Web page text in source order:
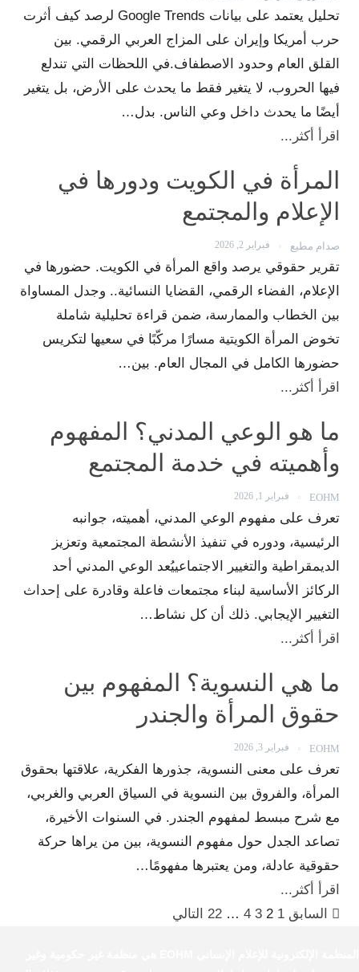
تحليل يعتمد على بيانات Google Trends لرصد كيف أثرت
حرب أمريكا وإيران على المزاج العربي الرقمي. بين
القلق العام وحدود الاصطفاف.في اللحظات التي تندلع
فيها الحروب، لا يتغير فقط ما يحدث على الأرض، بل يتغير
أيضًا ما يحدث داخل وعي الناس. بدل…
اقرأ أكثر...
المرأة في الكويت ودورها في
الإعلام والمجتمع
صدام مطيع فبراير 2, 2026
تقرير حقوقي يرصد واقع المرأة في الكويت. حضورها في
الإعلام، الفضاء الرقمي، القضايا النسائية.. وجدل المساواة
بين الخطاب والممارسة، ضمن قراءة تحليلية شاملة
تخوض المرأة الكويتية مسارًا مركّبًا في سعيها لتكريس
حضورها الكامل في المجال العام. بين…
اقرأ أكثر...
ما هو الوعي المدني؟ المفهوم
وأهميته في خدمة المجتمع
EOHM فبراير 1, 2026
تعرف على مفهوم الوعي المدني، أهميته، جوانبه
الرئيسية، ودوره في تنفيذ الأنشطة المجتمعية وتعزيز
الديمقراطية والتغيير الاجتماعييُعد الوعي المدني أحد
الركائز الأساسية لبناء مجتمعات فاعلة وقادرة على إحداث
التغيير الإيجابي. ذلك أن كل نشاط…
اقرأ أكثر...
ما هي النسوية؟ المفهوم بين
حقوق المرأة والجندر
EOHM فبراير 3, 2026
تعرف على معنى النسوية، جذورها الفكرية، علاقتها بحقوق
المرأة، والفروق بين النسوية في السياق العربي والغربي،
مع شرح مبسط لمفهوم الجندر. في السنوات الأخيرة،
تصاعد الجدل حول مفهوم النسوية، بين من يراها حركة
حقوقية عادلة، ومن يعتبرها مفهومًا…
اقرأ أكثر...
السابق 1
2
3
4
…
22 التالي